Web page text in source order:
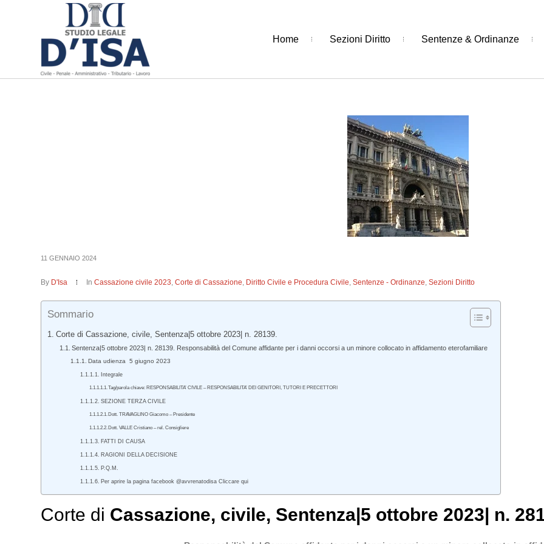
Home Sezioni Diritto Sentenze & Ordinanze
11 GENNAIO 2024
By D'Isa InCassazione civile 2023,Corte di Cassazione, Diritto Civile e Procedura Civile,Sentenze - Ordinanze,Sezioni Diritto
Sommario
Corte di Cassazione, civile, Sentenza|5 ottobre 2023| n. 28139.
Sentenza|5 ottobre 2023| n. 28139. Responsabilità del Comune affidante per i danni occorsi a un minore collocato in affidamento eterofamiliare
Data udienza 5 giugno 2023
Integrale
Tag/parola chiave: RESPONSABILITA’ CIVILE – RESPONSABILITA’ DEI GENITORI, TUTORI E PRECETTORI
SEZIONE TERZA CIVILE
Dott. TRAVAGLINO Giacomo – Presidente
Dott. VALLE Cristiano – rel. Consigliere
FATTI DI CAUSA
RAGIONI DELLA DECISIONE
P.Q.M.
Per aprire la pagina facebook @avvrenatodisa Cliccare qui
Corte di Cassazione, civile, Sentenza|5 ottobre 2023| n.